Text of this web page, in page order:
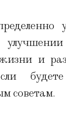
и
будете
советам.